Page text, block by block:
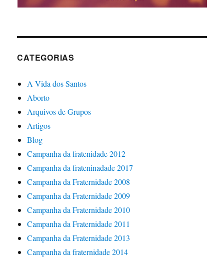
CATEGORIAS
A Vida dos Santos
Aborto
Arquivos de Grupos
Artigos
Blog
Campanha da fratenidade 2012
Campanha da frateninadade 2017
Campanha da Fraternidade 2008
Campanha da Fraternidade 2009
Campanha da Fraternidade 2010
Campanha da Fraternidade 2011
Campanha da Fraternidade 2013
Campanha da fraternidade 2014